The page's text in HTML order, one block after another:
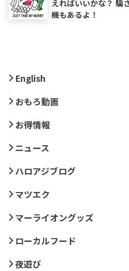
えればいいかな？ 騙
機もあるよ！
English
おもろ動画
お得情報
ニュース
ハロアジブログ
マツエク
マーライオングッズ
ローカルフード
夜遊び